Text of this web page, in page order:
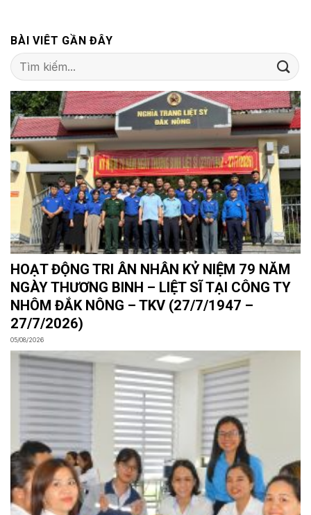
BÀI VIÊT GẦN ĐÂY
HOẠT ĐỘNG TRI ÂN NHÂN KỶ NIỆM 79 NĂM
NGÀY THƯƠNG BINH – LIỆT SĨ TẠI CÔNG TY
NHÔM ĐẮK NÔNG – TKV (27/7/1947 –
27/7/2026)
05/08/2026